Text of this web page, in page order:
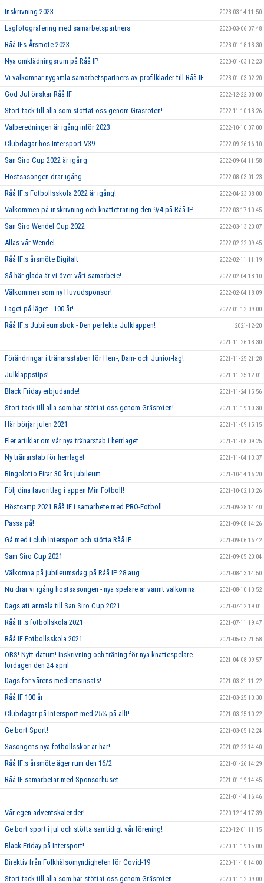
Inskrivning 2023 2023-03-14 11:50
Lagfotografering med samarbetspartners 2023-03-06 07:48
Råå IFs Årsmöte 2023 2023-01-18 13:30
Nya omklädningsrum på Råå IP 2023-01-03 12:23
Vi välkomnar nygamla samarbetspartners av profilkläder till Råå IF 2023-01-03 02:20
God Jul önskar Råå IF 2022-12-22 08:00
Stort tack till alla som stöttat oss genom Gräsroten! 2022-11-10 13:26
Valberedningen är igång inför 2023 2022-10-10 07:00
Clubdagar hos Intersport V39 2022-09-26 16:10
San Siro Cup 2022 är igång 2022-09-04 11:58
Höstsäsongen drar igång 2022-08-03 01:23
Råå IF:s Fotbollsskola 2022 är igång! 2022-04-23 08:00
Välkommen på inskrivning och knatteträning den 9/4 på Råå IP. 2022-03-17 10:45
San Siro Wendel Cup 2022 2022-03-13 20:07
Allas vår Wendel 2022-02-22 09:45
Råå IF:s årsmöte Digitalt 2022-02-11 11:19
Så här glada är vi över vårt samarbete! 2022-02-04 18:10
Välkommen som ny Huvudsponsor! 2022-02-04 18:09
Laget på läget - 100 år! 2022-01-12 09:00
Råå IF:s Jubileumsbok - Den perfekta Julklappen! 2021-12-20
2021-11-26 13:30
Förändringar i tränarsstaben för Herr-, Dam- och Junior-lag! 2021-11-25 21:28
Julklappstips! 2021-11-25 12:01
Black Friday erbjudande! 2021-11-24 15:56
Stort tack till alla som har stöttat oss genom Gräsroten! 2021-11-19 10:30
Här börjar julen 2021 2021-11-09 15:15
Fler artiklar om vår nya tränarstab i herrlaget 2021-11-08 09:25
Ny tränarstab för herrlaget 2021-11-04 13:37
Bingolotto Firar 30 års jubileum. 2021-10-14 16:20
Följ dina favoritlag i appen Min Fotboll! 2021-10-02 10:26
Höstcamp 2021 Råå IF i samarbete med PRO-Fotboll 2021-09-28 14:40
Passa på! 2021-09-08 14:26
Gå med i club Intersport och stötta Råå IF 2021-09-06 16:42
Sam Siro Cup 2021 2021-09-05 20:04
Välkomna på jubileumsdag på Råå IP 28 aug 2021-08-13 14:50
Nu drar vi igång höstsäsongen - nya spelare är varmt välkomna 2021-08-10 10:52
Dags att anmäla till San Siro Cup 2021 2021-07-12 19:01
Råå IF:s fotbollskola 2021 2021-07-11 19:47
Råå IF Fotbollsskola 2021 2021-05-03 21:58
OBS! Nytt datum! Inskrivning och träning för nya knattespelare
lördagen den 24 april
2021-04-08 09:57
Dags för vårens medlemsinsats! 2021-03-31 11:22
Råå IF 100 år 2021-03-25 10:30
Clubdagar på Intersport med 25% på allt! 2021-03-25 10:22
Ge bort Sport! 2021-03-05 12:24
Säsongens nya fotbollsskor är här! 2021-02-22 14:40
Råå IF:s årsmöte äger rum den 16/2 2021-01-26 14:29
Råå IF samarbetar med Sponsorhuset 2021-01-19 14:45
2021-01-14 16:46
Vår egen adventskalender! 2020-12-14 17:39
Ge bort sport i jul och stötta samtidigt vår förening! 2020-12-01 11:15
Black Friday på Intersport! 2020-11-19 15:00
Direktiv från Folkhälsomyndigheten för Covid-19 2020-11-18 14:00
Stort tack till alla som har stöttat oss genom Gräsroten 2020-11-12 09:00